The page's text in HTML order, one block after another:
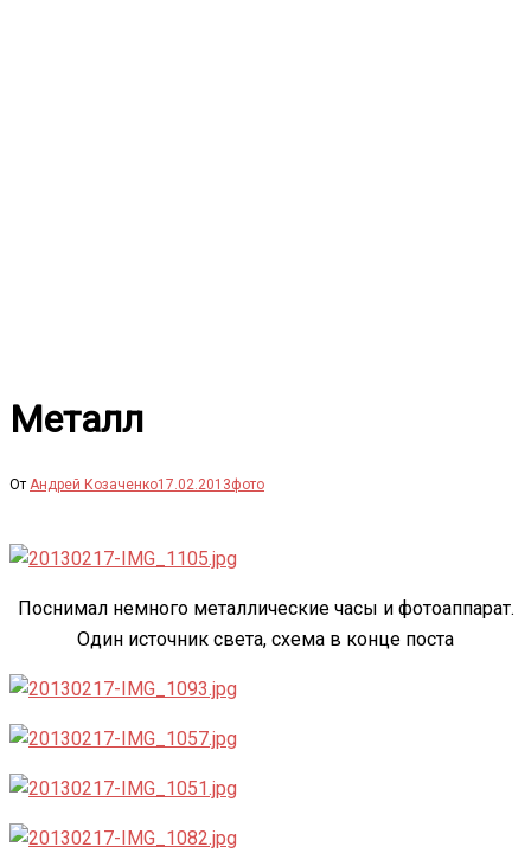
Металл
От Андрей Козаченко17.02.2013фото
Поснимал немного металлические часы и фотоаппарат.
Один источник света, схема в конце поста